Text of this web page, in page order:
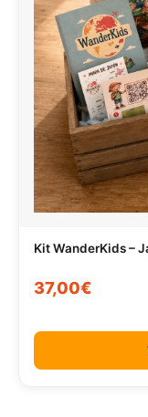
Kit WanderKids –
37,00€